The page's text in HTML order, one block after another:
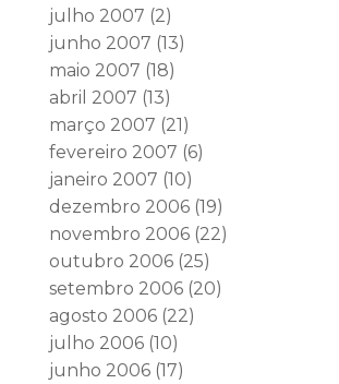
julho 2007 (2)
junho 2007 (13)
maio 2007 (18)
abril 2007 (13)
março 2007 (21)
fevereiro 2007 (6)
janeiro 2007 (10)
dezembro 2006(19)
novembro 2006(22)
outubro 2006(25)
setembro 2006(20)
agosto 2006(22)
julho 2006(10)
junho 2006(17)